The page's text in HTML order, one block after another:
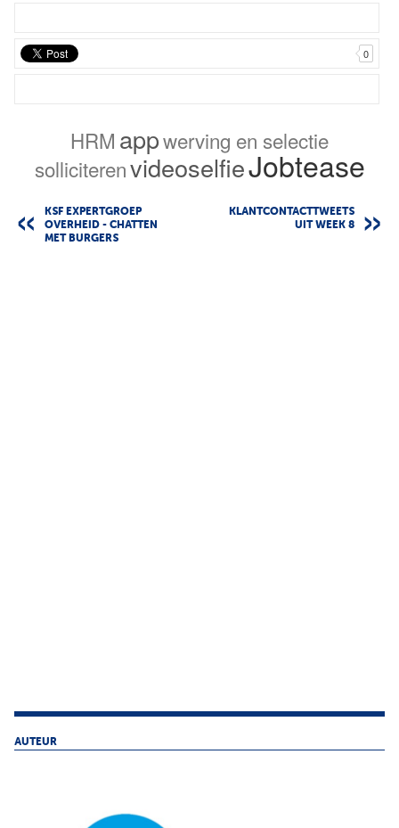
0
HRM appwerving en selectie
solliciterenvideoselfieJobtease
KSF EXPERTGROEP
OVERHEID - CHATTEN
MET BURGERS
KLANTCONTACTTWEETS
UIT WEEK 8
AUTEUR